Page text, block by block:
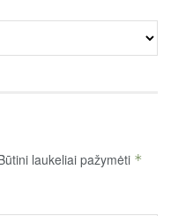
laukeliai pažymėti *